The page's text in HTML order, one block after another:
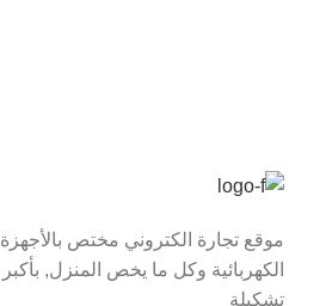
موقع تجارة الكتروني مختص بالأجهزة
الكهربائية وكل ما يخص المنزل, بأكبر
تشكيلة